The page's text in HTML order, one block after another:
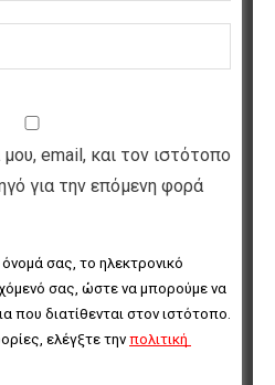
email, και τον ιστότοπο
για την επόμενη φορά
σας, το ηλεκτρονικό
σας, ώστε να μπορούμε να
που διατίθενται στον ιστότοπο.
ελέγξτε την πολιτική